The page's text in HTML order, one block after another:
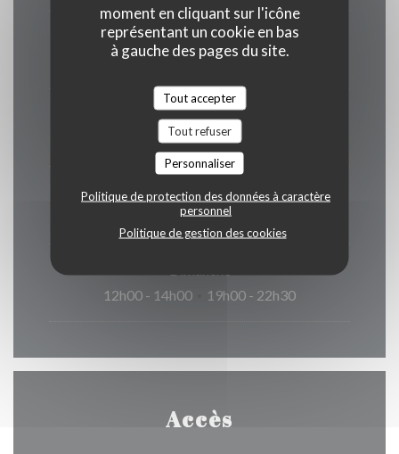
moment en cliquant sur l'icône
représentant un cookie en bas
à gauche des pages du site.
Tout accepter
Tout refuser
Personnaliser
Politique de protection des données à caractère
personnel
Politique de gestion des cookies
Mar-Mer
Fermé
Jeu-Ven
12h00 - 14h00 • 19h00 - 22h30
Samedi
12h00 - 14h00 • 19h00 - 23h00
12h00 - 14h00
19h00 - 22h30
Accès